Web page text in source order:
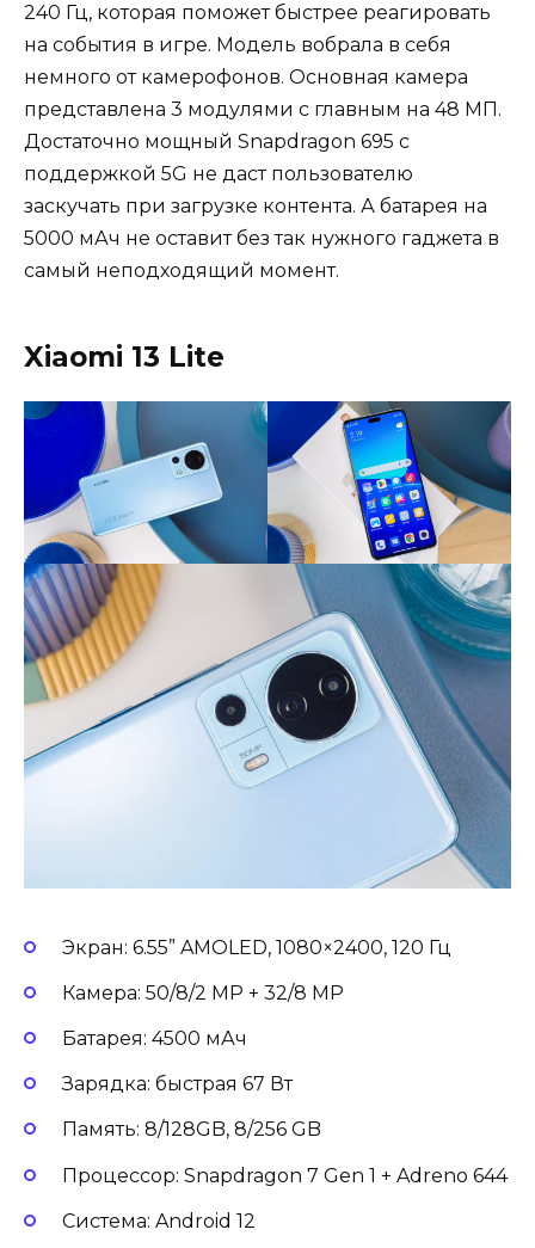
240 Гц, которая поможет быстрее реагировать
на события в игре. Модель вобрала в себя
немного от камерофонов. Основная камера
представлена 3 модулями с главным на 48 МП.
Достаточно мощный Snapdragon 695 с
поддержкой 5G не даст пользователю
заскучать при загрузке контента. А батарея на
5000 мАч не оставит без так нужного гаджета в
самый неподходящий момент.
Xiaomi 13 Lite
Экран: 6.55” AMOLED, 1080×2400, 120 Гц
Камера: 50/8/2 MP + 32/8 MP
Батарея: 4500 мАч
Зарядка: быстрая 67 Вт
Память: 8/128GB, 8/256 GB
Процессор: Snapdragon 7 Gen 1 + Adreno 644
Система: Android 12